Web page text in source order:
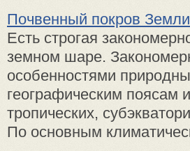
Почвенный покров Земли
Есть строгая
земном шаре.
особенностями
географическим
тропических,
По основным